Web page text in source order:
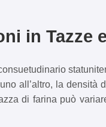
in Tazze
all’altro, la densità
di farina può